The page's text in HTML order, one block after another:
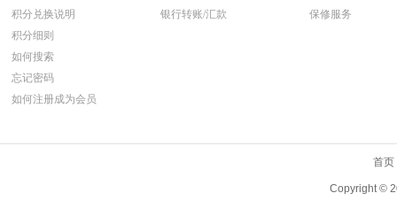
积分兑换说明
积分细则
如何搜索
忘记密码
如何注册成为会员
银行转账/汇款 保修服务
首页
Copyright ©